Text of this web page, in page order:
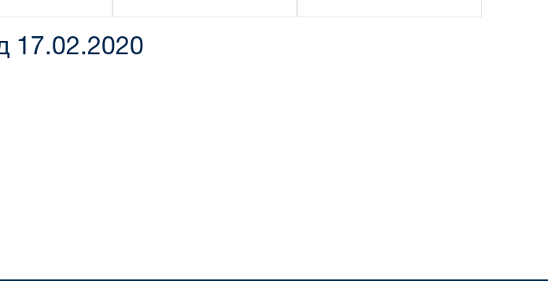
17.02.2020